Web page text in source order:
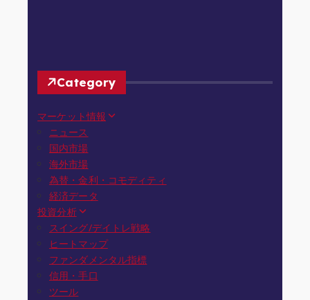
Category
マーケット情報
ニュース
国内市場
海外市場
為替・金利・コモディティ
経済データ
投資分析
スイング/デイトレ戦略
ヒートマップ
ファンダメンタル指標
信用・手口
ツール